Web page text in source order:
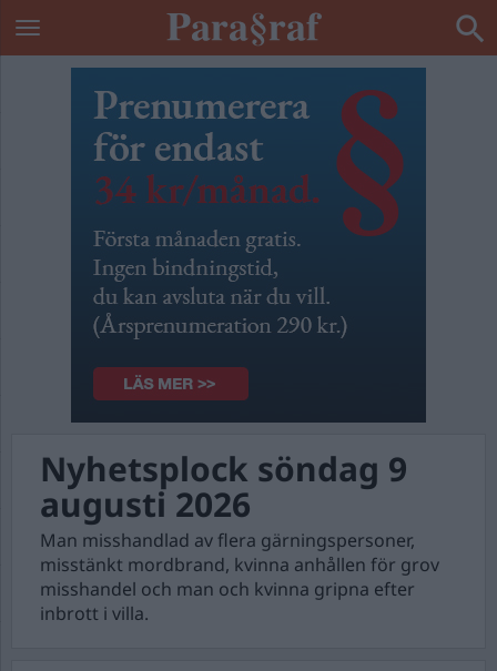
Nyhetsplock söndag 9
augusti 2026
Man misshandlad av flera gärningspersoner,
misstänkt mordbrand, kvinna anhållen för grov
misshandel och man och kvinna gripna efter
inbrott i villa.